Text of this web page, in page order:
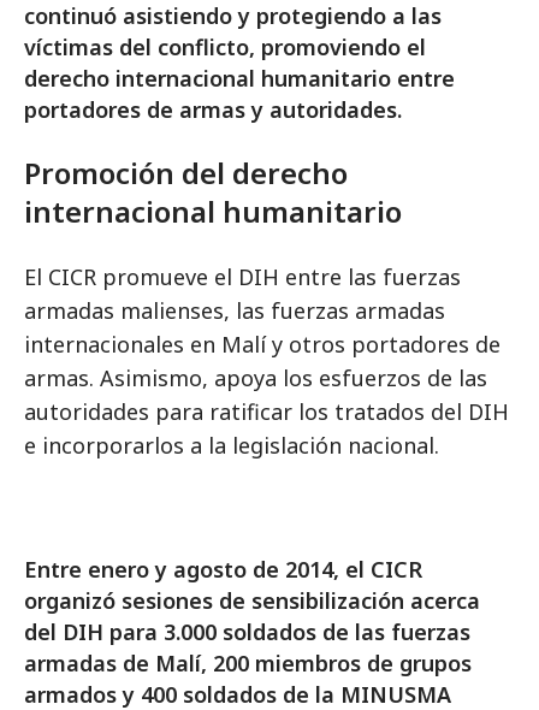
continuó asistiendo y protegiendo a las
víctimas del conflicto, promoviendo el
derecho internacional humanitario entre
portadores de armas y autoridades.
Promoción del derecho
internacional humanitario
El CICR promueve el DIH entre las fuerzas
armadas malienses, las fuerzas armadas
internacionales en Malí y otros portadores de
armas. Asimismo, apoya los esfuerzos de las
autoridades para ratificar los tratados del DIH
e incorporarlos a la legislación nacional.
Entre enero y agosto de 2014, el CICR
organizó sesiones de sensibilización acerca
del DIH para 3.000 soldados de las fuerzas
armadas de Malí, 200 miembros de grupos
armados y 400 soldados de la MINUSMA